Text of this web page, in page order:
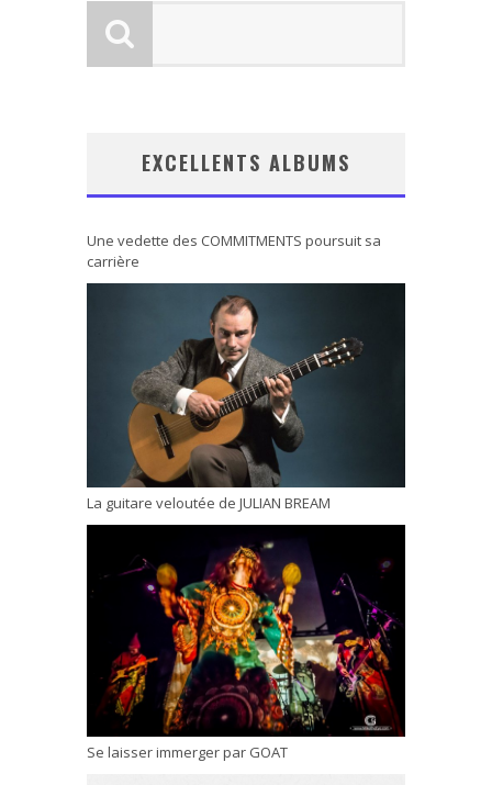
EXCELLENTS ALBUMS
Une vedette des COMMITMENTS poursuit sa
carrière
La guitare veloutée de JULIAN BREAM
Se laisser immerger par GOAT